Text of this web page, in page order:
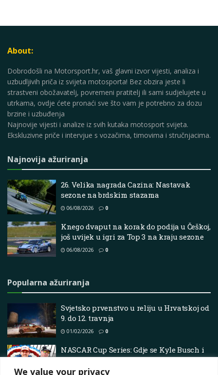
We value your privacy
About:
Dobrodošli na Motorsport.hr, vaš glavni izvor vijesti, analiza i
uzbudljivih priča iz svijeta motosporta! Bez obzira jeste li
strastveni obožavatelj, povremeni pratitelj ili sami sudjelujete u
utrkama, ovdje ćete pronaći sve što vam je potrebno za dozu
brzine i uzbuđenja
Najnovije vijesti i analize iz svih kutaka motosport svijeta.
Ekskluzivne priče i intervjue s vozačima, timovima i stručnjacima.
Najnovija ažuriranja
26. Velika nagrada Cazina: Nastavak
sezone na brdskim stazama
06/08/2026 0
Knego dvaput na korak do podija u Češkoj,
još uvijek u igri za Top 3 na kraju sezone
06/08/2026 0
Popularna ažuriranja
Svjetsko prvenstvo u reliju u Hrvatskoj od
9. do 12. travnja
01/02/2026 0
NASCAR Cup Series: Gdje se Kyle Busch i
Denny Hamlin svrstavaju među trkačke
legende